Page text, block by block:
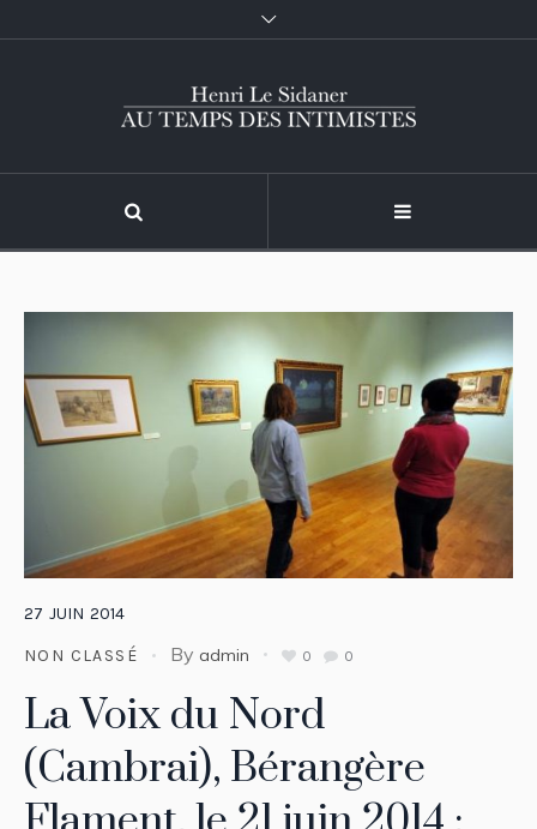
27 JUIN 2014
NON CLASSÉ By admin 0 0
La Voix du Nord
(Cambrai), Bérangère